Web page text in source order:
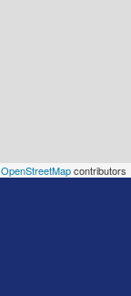
OpenStreetMapcontributors